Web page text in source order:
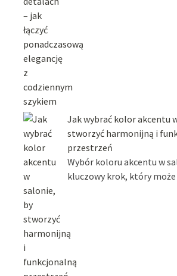
Jak wybrać kolor akcentu
stworzyć harmonijną i
przestrzeń
Wybór koloru akcentu w
kluczowy krok, który